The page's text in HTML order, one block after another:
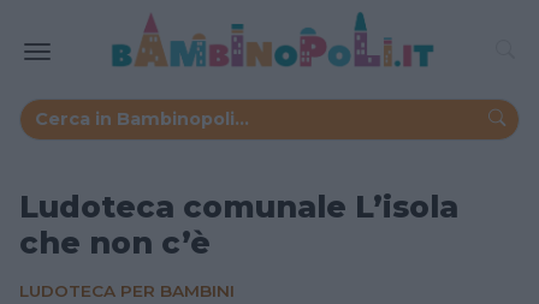
Ludoteca comunale L’isola
che non c’è
LUDOTECA PER BAMBINI